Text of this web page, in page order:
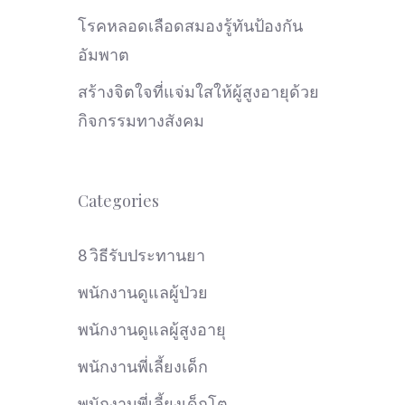
โรคหลอดเลือดสมองรู้ทันป้องกัน
อัมพาต
สร้างจิตใจที่แจ่มใสให้ผู้สูงอายุด้วย
กิจกรรมทางสังคม
Categories
8 วิธีรับประทานยา
พนักงานดูแลผู้ป่วย
พนักงานดูแลผู้สูงอายุ
พนักงานพี่เลี้ยงเด็ก